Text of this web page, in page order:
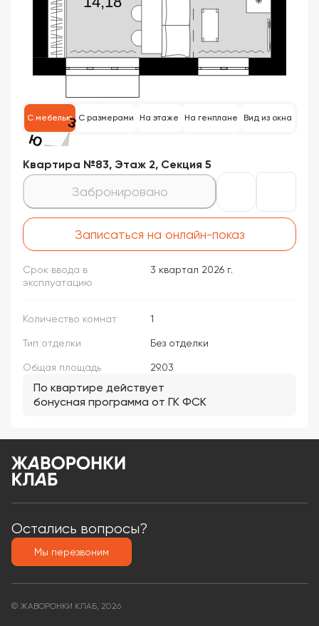
С мебелью С размерами На этаже На генплане Вид из окна
Квартира №83, Этаж 2, Секция 5
Забронировано
Записаться на онлайн-показ
Срок ввода в
эксплуатацию
3 квартал 2026 г.
Количество комнат 1
Тип отделки Без отделки
Общая площадь 29.03
По квартире действует
бонусная программа от ГК ФСК
Остались вопросы?
Мы перезвоним
© ЖАВОРОНКИ КЛАБ, 2026